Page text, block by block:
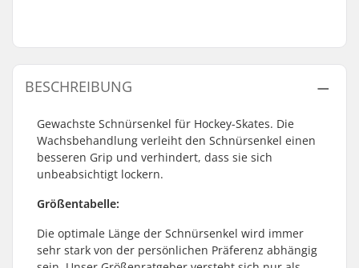
BESCHREIBUNG
Gewachste Schnürsenkel für Hockey-Skates. Die
Wachsbehandlung verleiht den Schnürsenkel einen
besseren Grip und verhindert, dass sie sich
unbeabsichtigt lockern.
Größentabelle:
Die optimale Länge der Schnürsenkel wird immer
sehr stark von der persönlichen Präferenz abhängig